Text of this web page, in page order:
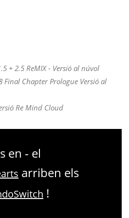
+ 2.5 ReMIX - Versió al núvol
Final Chapter Prologue Versió al
Re Mind Cloud
en - el
arriben els
!